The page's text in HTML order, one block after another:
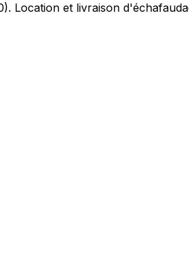
). Location et livraison